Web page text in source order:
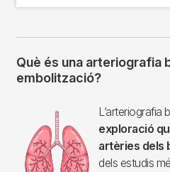
Què és una arteriografia
embolització?
L’arteriografia
exploració
artèries dels
dels estudis